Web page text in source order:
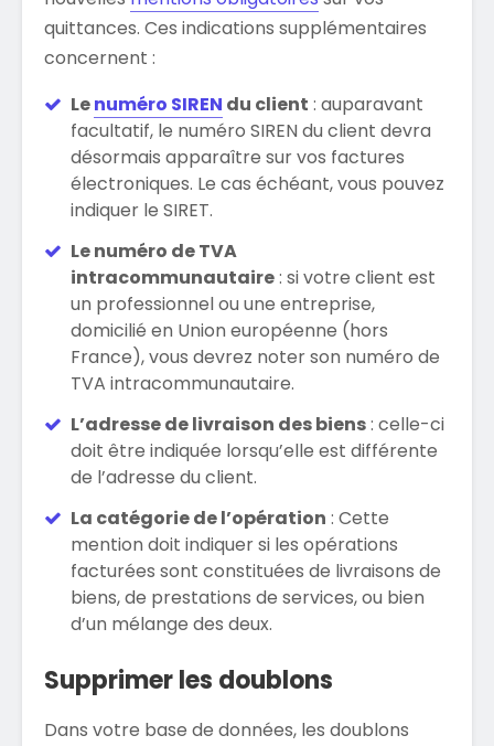
quittances. Ces indications supplémentaires
concernent :
Lenuméro SIREN du client : auparavant
facultatif, le numéro SIREN du client devra
désormais apparaître sur vos factures
électroniques. Le cas échéant, vous pouvez
indiquer le SIRET.
Le numéro de TVA
intracommunautaire: si votre client est
un professionnel ou une entreprise,
domicilié en Union européenne (hors
France), vous devrez noter son numéro de
TVA intracommunautaire.
L’adresse de livraison des biens: celle-ci
doit être indiquée lorsqu’elle est différente
de l’adresse du client.
La catégorie de l’opération : Cette
mention doit indiquer si les opérations
facturées sont constituées de livraisons de
biens, de prestations de services, ou bien
d’un mélange des deux.
Supprimer les doublons
Dans votre base de données, les doublons